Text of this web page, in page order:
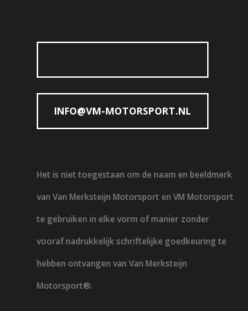
INFO@VM-MOTORSPORT.NL
Het is niet toegestaan om de naam en beeldmerk
van Van Merksteijn Motorsport en VM Motorsport
te gebruiken in elke vorm of manier zonder
vooraf nadrukkelijk schriftelijke goedkeuring te
hebben ontvangen van Van Merksteijn
Motorsport®.